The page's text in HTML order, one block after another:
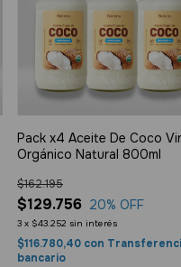
Pack x4 Aceite De Coco
Orgánico Natural 800ml
$129.756
$162.195
20% OFF
3 x $43.252 sin interés
$116.780,40 con
bancario